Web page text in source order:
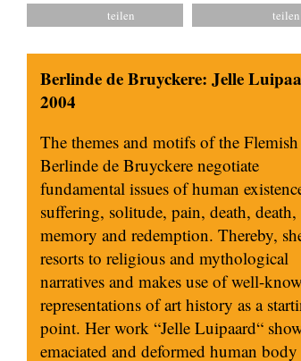
Berlinde de Bruyckere: Jelle
2004
The themes and motifs of the
Berlinde de Bruyckere negotiate
fundamental issues of human
suffering, solitude, pain, death, death,
memory and redemption. Thereby,
resorts to religious and mythological
narratives and makes use of well-
representations of art history as a
point. Her work “Jelle Luipaard“
emaciated and deformed human